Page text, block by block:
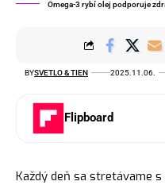
Omega-3 rybí olej podporuje
BYSVETLO & TIEN 2025.11.06.
Flipboard
Každý deň sa stretávame